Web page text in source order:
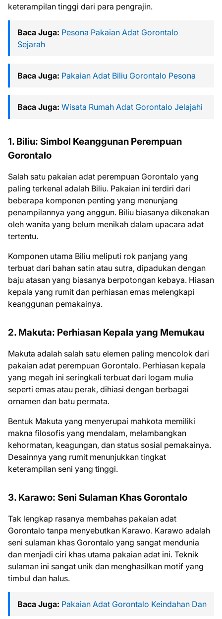
keterampilan tinggi dari para pengrajin.
Baca Juga: Pesona Pakaian Adat Gorontalo
Sejarah
Baca Juga: Pakaian Adat Biliu Gorontalo Pesona
Baca Juga: Wisata Rumah Adat Gorontalo Jelajahi
1. Biliu: Simbol Keanggunan Perempuan
Gorontalo
Salah satu pakaian adat perempuan Gorontalo yang
paling terkenal adalah Biliu. Pakaian ini terdiri dari
beberapa komponen penting yang menunjang
penampilannya yang anggun. Biliu biasanya dikenakan
oleh wanita yang belum menikah dalam upacara adat
tertentu.
Komponen utama Biliu meliputi rok panjang yang
terbuat dari bahan satin atau sutra, dipadukan dengan
baju atasan yang biasanya berpotongan kebaya. Hiasan
kepala yang rumit dan perhiasan emas melengkapi
keanggunan pemakainya.
2. Makuta: Perhiasan Kepala yang Memukau
Makuta adalah salah satu elemen paling mencolok dari
pakaian adat perempuan Gorontalo. Perhiasan kepala
yang megah ini seringkali terbuat dari logam mulia
seperti emas atau perak, dihiasi dengan berbagai
ornamen dan batu permata.
Bentuk Makuta yang menyerupai mahkota memiliki
makna filosofis yang mendalam, melambangkan
kehormatan, keagungan, dan status sosial pemakainya.
Desainnya yang rumit menunjukkan tingkat
keterampilan seni yang tinggi.
3. Karawo: Seni Sulaman Khas Gorontalo
Tak lengkap rasanya membahas pakaian adat
Gorontalo tanpa menyebutkan Karawo. Karawo adalah
seni sulaman khas Gorontalo yang sangat mendunia
dan menjadi ciri khas utama pakaian adat ini. Teknik
sulaman ini sangat unik dan menghasilkan motif yang
timbul dan halus.
Baca Juga: Pakaian Adat Gorontalo Keindahan Dan